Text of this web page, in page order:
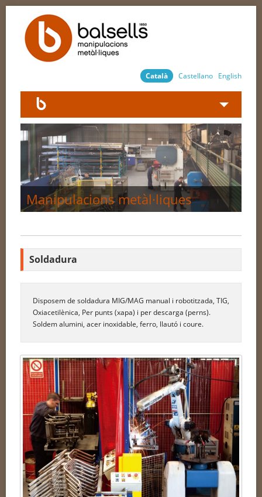
Català Castellano English
Serveis
Novetats
Contacte
Manipulacions metàl·liques
Soldadura
Disposem de soldadura MIG/MAG manual i robotitzada, TIG,
Oxiacetilènica, Per punts (xapa) i per descarga (perns).
Soldem alumini, acer inoxidable, ferro, llautó i coure.